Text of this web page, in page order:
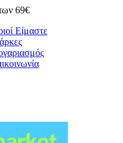
69€
Είμαστε